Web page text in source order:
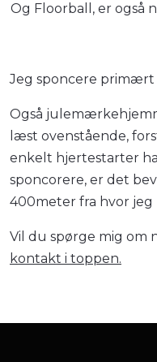
Og Floorball, er også
Jeg sponcere
Også
læst ovenstående,
enkelt hjertestarter
sponcorere, er det
400meter fra hvor jeg
Vil du spørge mig om
kontakt i toppen.